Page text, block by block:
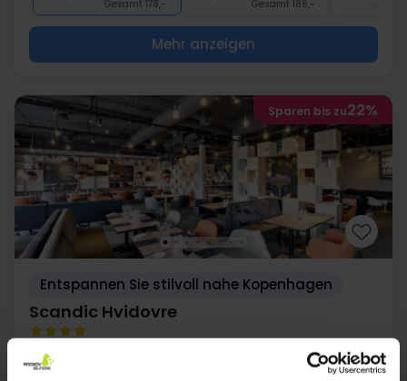
Gesamt 178,- Gesamt 186,-
Mehr anzeigen
Sparen bis zu22%
Entspannen Sie stilvoll nahe Kopenhagen
Scandic Hvidovre
Glostrup